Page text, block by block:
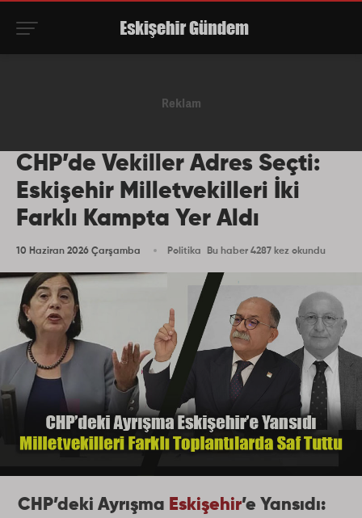
CHP’de Vekiller Adres Seçti:
Eskişehir Milletvekilleri İki
Farklı Kampta Yer Aldı
10 Haziran 2026 Çarşamba Politika Bu haber 4287 kez okundu
CHP’deki Ayrışma Eskişehir’e Yansıdı: